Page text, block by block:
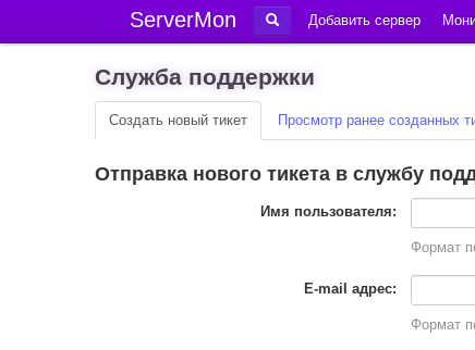
ServerMon Добавить сервер
Служба поддержки
Создать новый тикет Просмотр ранее созданных
Отправка нового тикета в службу
Имя пользователя:
Формат
E-mail адрес:
Формат